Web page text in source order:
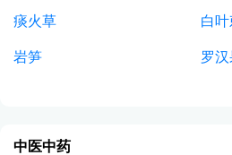
痰火草 白
岩笋 罗
中医中药